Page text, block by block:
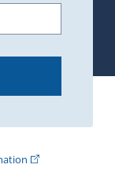
dans une
(Cet hyperlien